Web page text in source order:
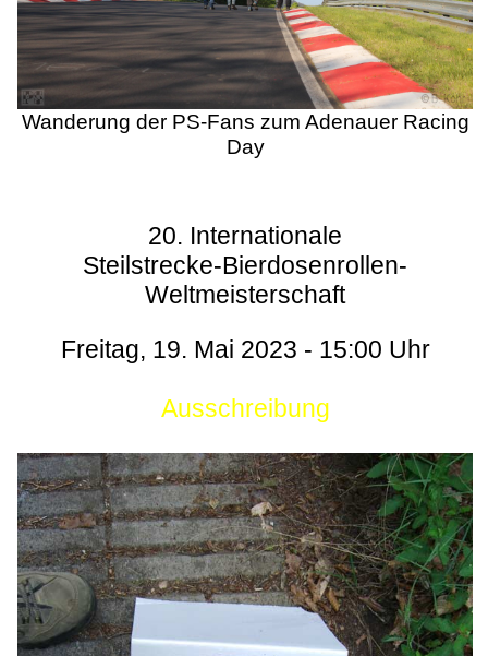
Wanderung der PS-Fans zum Adenauer Racing
Day
20. Internationale
Steilstrecke-Bierdosenrollen-
Weltmeisterschaft
Freitag, 19. Mai 2023 - 15:00 Uhr
Ausschreibung